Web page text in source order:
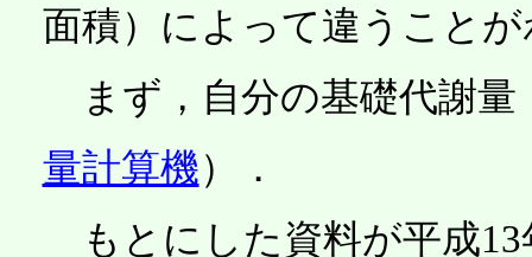
面積）によって違うこと
まず，自分の基礎代謝
量計算機）．
もとにした資料が平成13